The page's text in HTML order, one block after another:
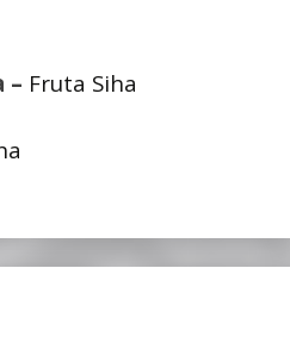
– Fruta Siha